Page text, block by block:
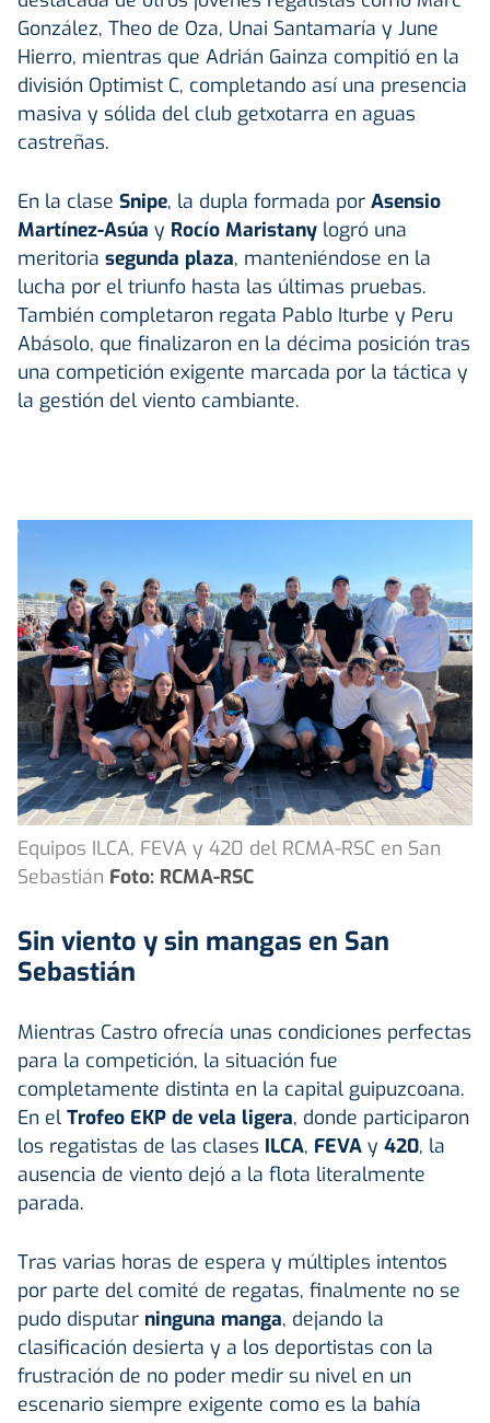
González, Theo de Oza, Unai Santamaría y June
Hierro, mientras que Adrián Gainza compitió en la
división Optimist C, completando así una presencia
masiva y sólida del club getxotarra en aguas
castreñas.
En la clase Snipe, la dupla formada por Asensio
Martínez-Asúa y Rocío Maristany logró una
meritoria segunda plaza, manteniéndose en la
lucha por el triunfo hasta las últimas pruebas.
También completaron regata Pablo Iturbe y Peru
Abásolo, que finalizaron en la décima posición tras
una competición exigente marcada por la táctica y
la gestión del viento cambiante.
Equipos ILCA, FEVA y 420 del RCMA-RSC en San
Sebastián Foto: RCMA-RSC
Sin viento y sin mangas en San
Sebastián
Mientras Castro ofrecía unas condiciones perfectas
para la competición, la situación fue
completamente distinta en la capital guipuzcoana.
En el Trofeo EKP de vela ligera, donde participaron
los regatistas de las clases ILCA, FEVA y 420, la
ausencia de viento dejó a la flota literalmente
parada.
Tras varias horas de espera y múltiples intentos
por parte del comité de regatas, finalmente no se
pudo disputar ninguna manga, dejando la
clasificación desierta y a los deportistas con la
frustración de no poder medir su nivel en un
escenario siempre exigente como es la bahía